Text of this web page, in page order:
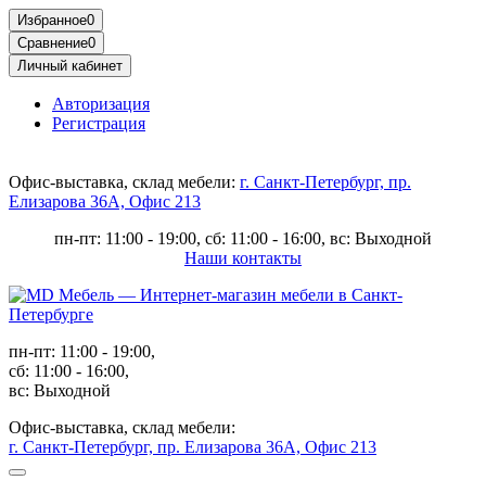
Избранное0
Сравнение0
Личный кабинет
Авторизация
Регистрация
Офис-выставка, склад мебели: г. Санкт-Петербург, пр.
Елизарова 36А, Офис 213
пн-пт: 11:00 - 19:00, сб: 11:00 - 16:00, вс: Выходной
Наши контакты
пн-пт: 11:00 - 19:00,
сб: 11:00 - 16:00,
вс: Выходной
Офис-выставка, склад мебели:
г. Санкт-Петербург, пр. Елизарова 36А, Офис 213